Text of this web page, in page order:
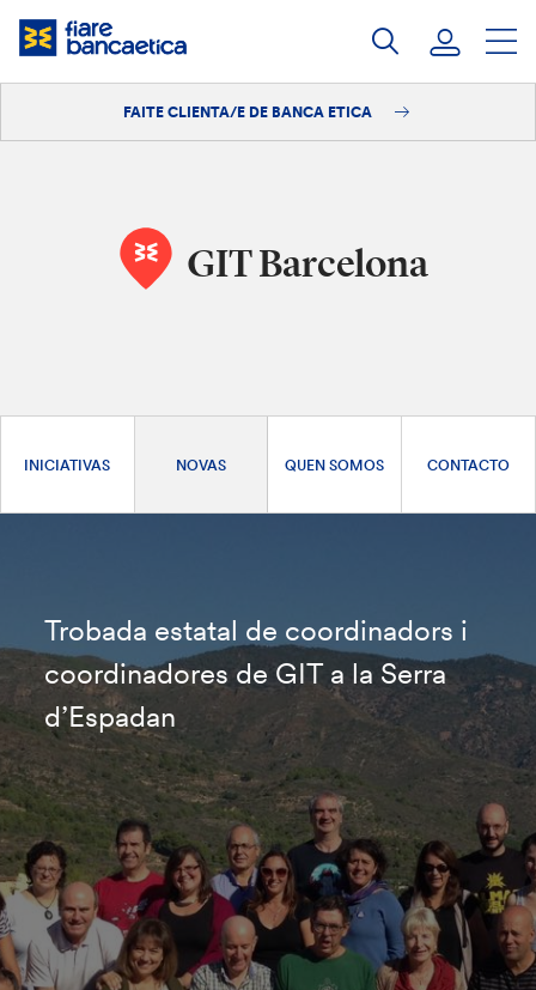
Saltar
FAITE CLIENTA/E DE BANCA ETICA
GIT Barcelona
INICIATIVAS NOVAS QUEN SOMOS CONTACTO
Trobada estatal de coordinadors i
coordinadores de GIT a la Serra
d’Espadan